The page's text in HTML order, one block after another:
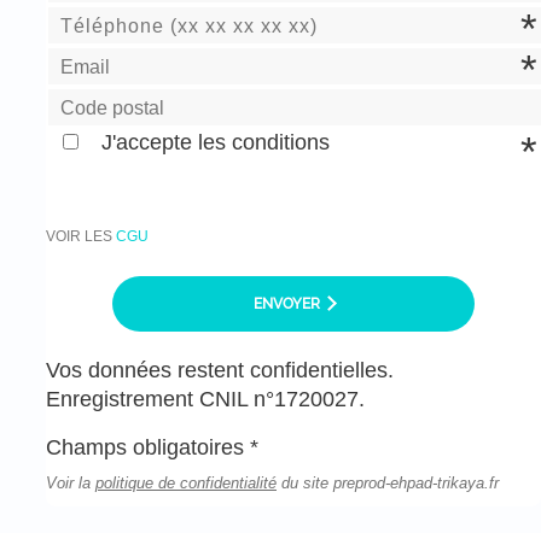
J'accepte les conditions
VOIR LES CGU
ENVOYER
Vos données restent confidentielles.
Enregistrement CNIL n°1720027.
Champs obligatoires *
Voir la politique de confidentialité du site preprod-ehpad-trikaya.fr